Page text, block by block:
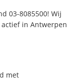
03-8085500! Wij
in Antwerpen
met